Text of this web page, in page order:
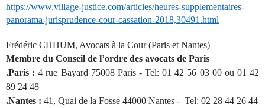
https://www.village-justice.com/articles/heures-supplementaires-
panorama-jurisprudence-cour-cassation-2018,30491.html
Frédéric CHHUM, Avocats à la Cour (Paris et Nantes)
Membre du Conseil de l’ordre des avocats de Paris
.Paris : 4 rue Bayard 75008 Paris - Tel: 01 42 56 03 00 ou 01 42
89 24 48
.Nantes : 41, Quai de la Fosse 44000 Nantes - Tel: 02 28 44 26 44